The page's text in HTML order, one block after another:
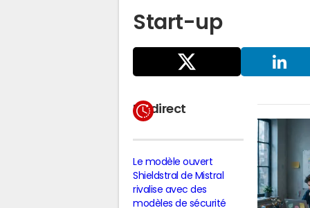
Start-up
En direct
Le modèle ouvert
Shieldstral de Mistral
rivalise avec des
modèles de sécurité